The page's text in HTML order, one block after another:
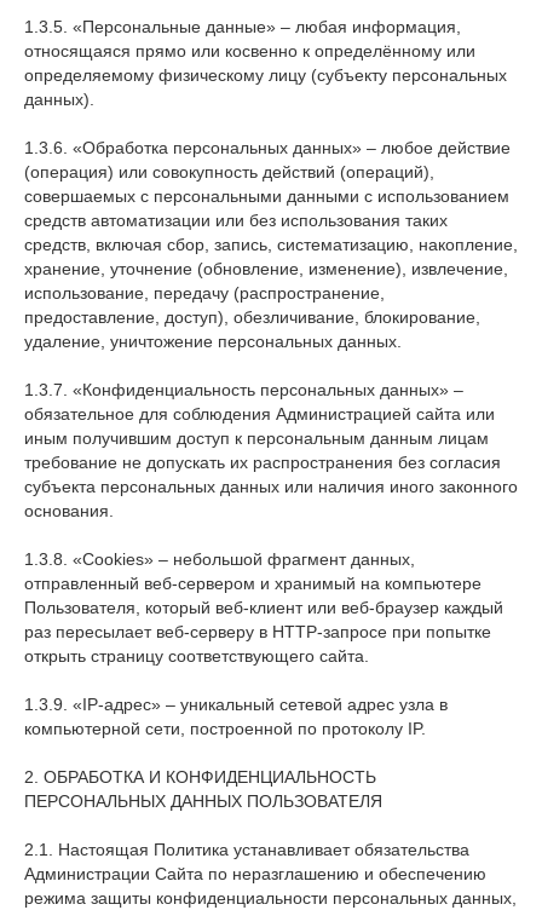
1.3.5. «Персональные данные» – любая информация,
относящаяся прямо или косвенно к определённому или
определяемому физическому лицу (субъекту персональных
данных).
1.3.6. «Обработка персональных данных» – любое действие
(операция) или совокупность действий (операций),
совершаемых с персональными данными с использованием
средств автоматизации или без использования таких
средств, включая сбор, запись, систематизацию, накопление,
хранение, уточнение (обновление, изменение), извлечение,
использование, передачу (распространение,
предоставление, доступ), обезличивание, блокирование,
удаление, уничтожение персональных данных.
1.3.7. «Конфиденциальность персональных данных» –
обязательное для соблюдения Администрацией сайта или
иным получившим доступ к персональным данным лицам
требование не допускать их распространения без согласия
субъекта персональных данных или наличия иного законного
основания.
1.3.8. «Cookies» – небольшой фрагмент данных,
отправленный веб-сервером и хранимый на компьютере
Пользователя, который веб-клиент или веб-браузер каждый
раз пересылает веб-серверу в HTTP-запросе при попытке
открыть страницу соответствующего сайта.
1.3.9. «IP-адрес» – уникальный сетевой адрес узла в
компьютерной сети, построенной по протоколу IP.
2. ОБРАБОТКА И КОНФИДЕНЦИАЛЬНОСТЬ
ПЕРСОНАЛЬНЫХ ДАННЫХ ПОЛЬЗОВАТЕЛЯ
2.1. Настоящая Политика устанавливает обязательства
Администрации Сайта по неразглашению и обеспечению
режима защиты конфиденциальности персональных данных,